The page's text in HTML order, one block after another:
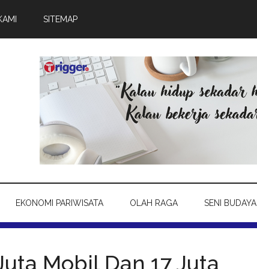
SITEMAP
EKONOMI PARIWISATA OLAH RAGA SENI BUDAYA
Mobil Dan 17 Juta